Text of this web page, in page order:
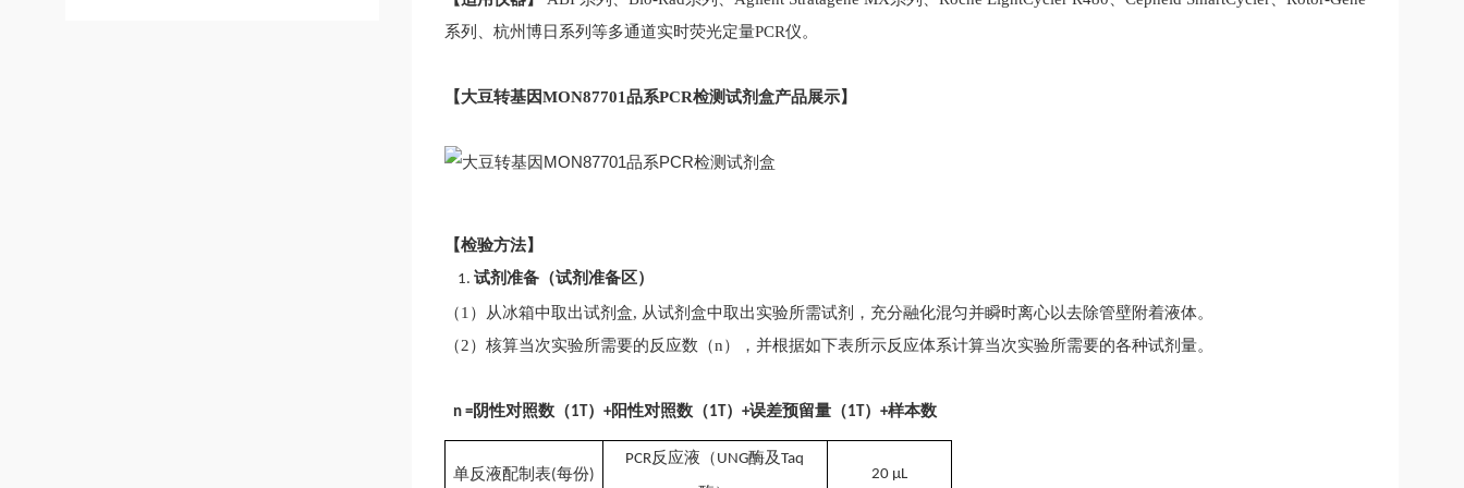
系列、杭州博日系列等多通道实时荧光定量PCR仪。
【大豆转基因MON87701品系PCR检测试剂盒产品展示】
【检验方法】
1. 试剂准备（试剂准备区）
（1）从冰箱中取出试剂盒, 从试剂盒中取出实验所需试剂，充分融化混匀并瞬时离心以去除管壁附着液体。
（2）核算当次实验所需要的反应数（n），并根据如下表所示反应体系计算当次实验所需要的各种试剂量。
n =阴性对照数（1T） +阳性对照数（1T） +误差预留量（1T） +样本数
单反液配制表(每份)
PCR反应液 （ UNG酶及Taq
20 μL